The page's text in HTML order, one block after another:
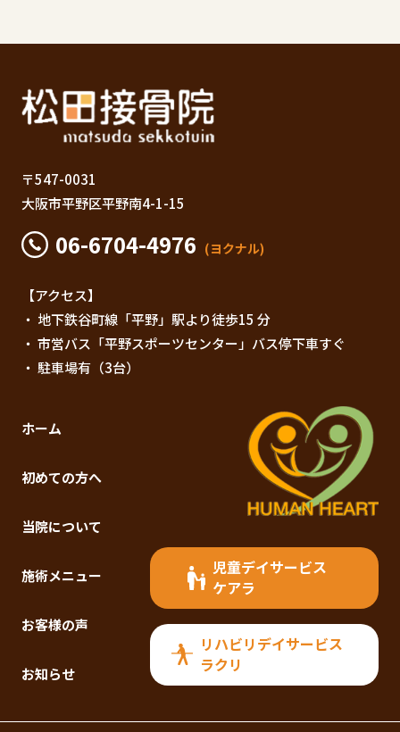
〒547-0031
大阪市平野区平野南4-1-15
06-6704-4976 (ヨクナル)
【アクセス】
・ 地下鉄谷町線「平野」駅より徒歩15 分
・ 市営バス「平野スポーツセンター」バス停下車すぐ
・ 駐車場有（3台）
ホーム
初めての方へ
当院について
施術メニュー
お客様の声
お知らせ
児童デイサービス
ケアラ
リハビリデイサービス
ラクリ